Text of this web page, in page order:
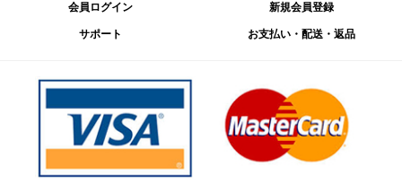
会員ログイン 新規会員登録
サポート お支払い・配送・返品